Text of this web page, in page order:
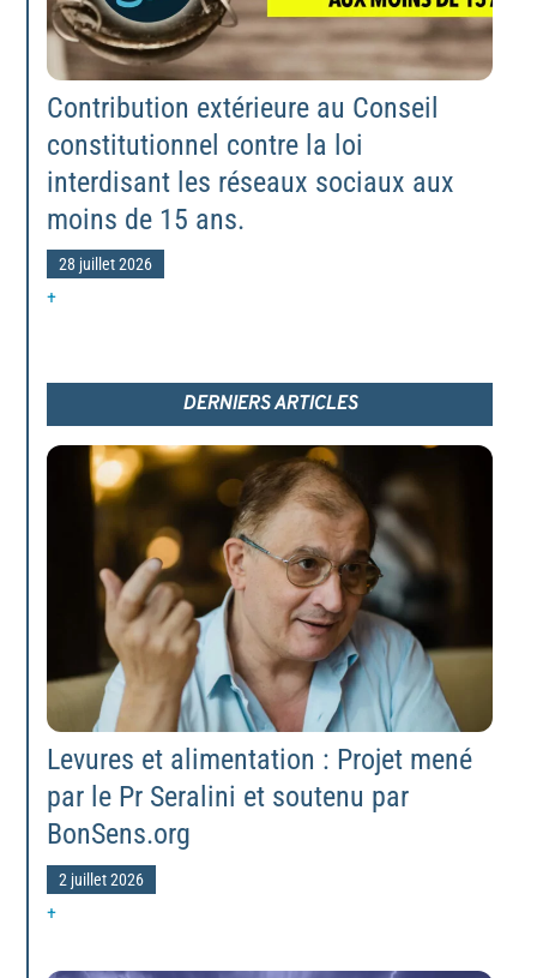
Contribution extérieure au Conseil
constitutionnel contre la loi
interdisant les réseaux sociaux aux
moins de 15 ans.
28 juillet 2026
+
DERNIERS ARTICLES
Levures et alimentation : Projet mené
par le Pr Seralini et soutenu par
BonSens.org
2 juillet 2026
+